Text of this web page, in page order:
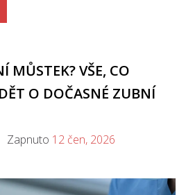
MŮSTEK? VŠE, CO
O DOČASNÉ ZUBNÍ
Zapnuto 12 čen, 2026